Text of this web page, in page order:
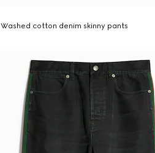
Washed cotton denim skinny pants